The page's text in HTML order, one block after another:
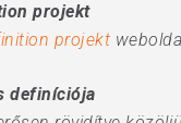
projekt
projekt
definíciója